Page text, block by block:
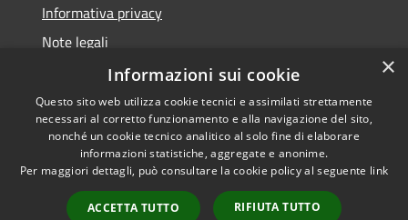
Informativa privacy
Note legali
Dichiarazione di accessibilità
RSS
Accessibilità
Copyright © 2026 • Comune di
Signa • Powered by
Municipium•
Accesso
×
Informazioni sui cookie
Questo sito web utilizza cookie tecnici e assimilati strettamente
necessari al corretto funzionamento e alla navigazione del sito,
nonché un cookie tecnico analitico al solo fine di elaborare
informazioni statistiche, aggregate e anonime.
Per maggiori dettagli, può consultare la cookie policy al seguente link
ACCETTA TUTTO RIFIUTA TUTTO